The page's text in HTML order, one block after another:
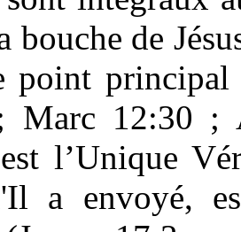
bouche de
Marc 12:30 ;
l’Unique
a envoyé,